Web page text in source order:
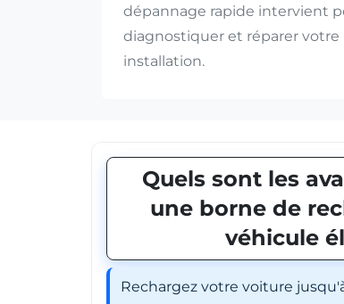
dépannage rapide intervient
diagnostiquer et réparer votre
installation.
Quels sont les
une borne de
véhicule
Rechargez votre voiture